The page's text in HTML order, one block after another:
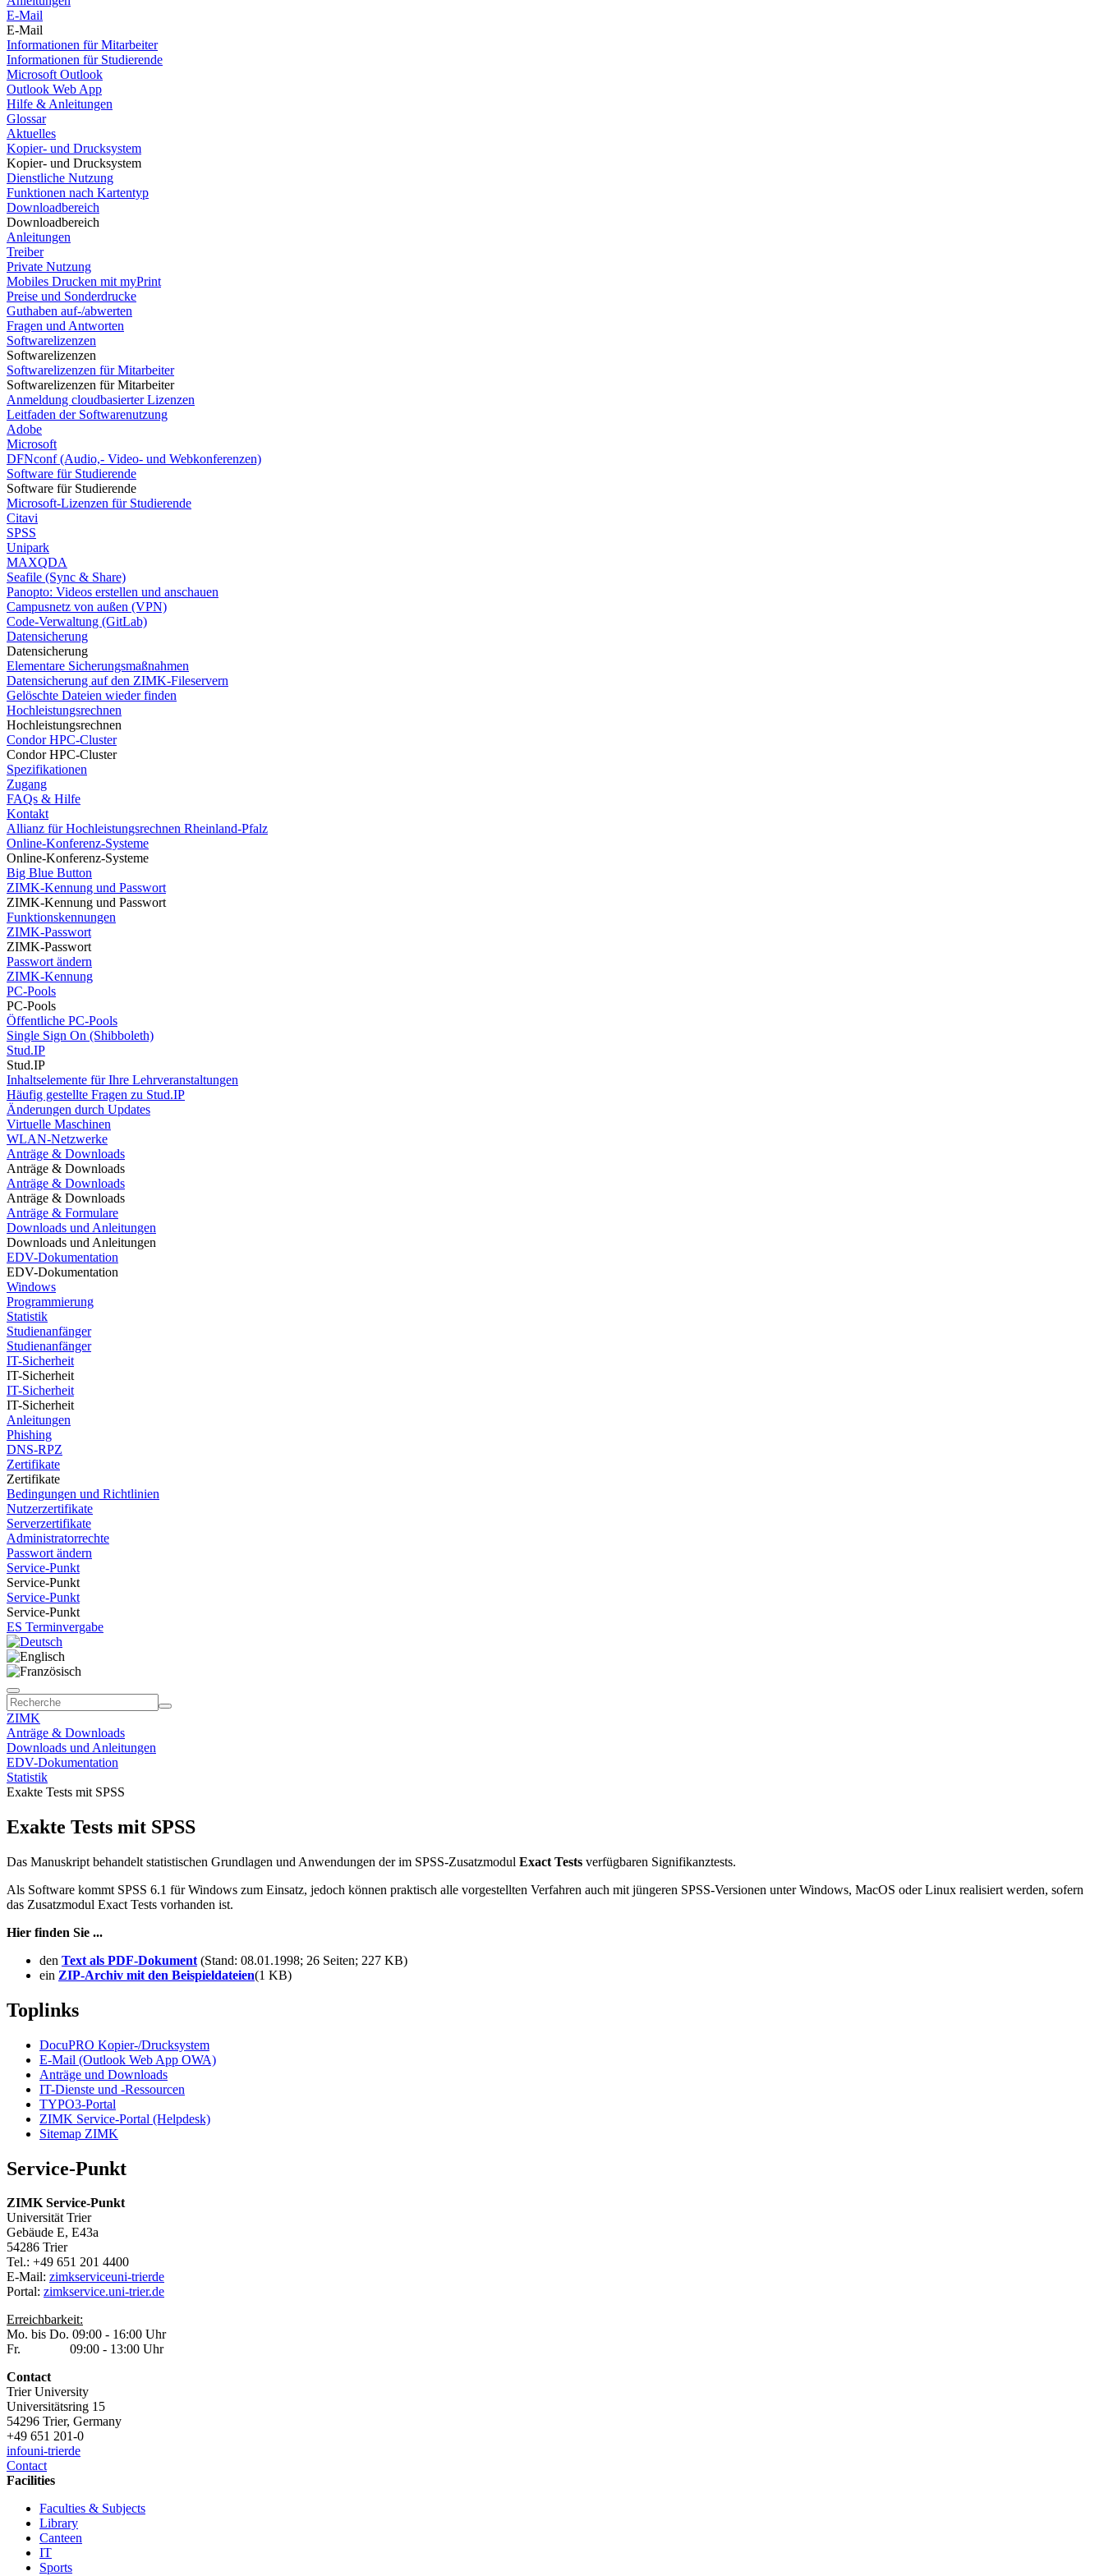
E-Mail
E-Mail
Informationen für Mitarbeiter
Informationen für Studierende
Microsoft Outlook
Outlook Web App
Hilfe & Anleitungen
Glossar
Aktuelles
Kopier- und Drucksystem
Kopier- und Drucksystem
Dienstliche Nutzung
Funktionen nach Kartentyp
Downloadbereich
Downloadbereich
Anleitungen
Treiber
Private Nutzung
Mobiles Drucken mit myPrint
Preise und Sonderdrucke
Guthaben auf-/abwerten
Fragen und Antworten
Softwarelizenzen
Softwarelizenzen
Softwarelizenzen für Mitarbeiter
Softwarelizenzen für Mitarbeiter
Anmeldung cloudbasierter Lizenzen
Leitfaden der Softwarenutzung
Adobe
Microsoft
DFNconf (Audio,- Video- und Webkonferenzen)
Software für Studierende
Software für Studierende
Microsoft-Lizenzen für Studierende
Citavi
SPSS
Unipark
MAXQDA
Seafile (Sync & Share)
Panopto: Videos erstellen und anschauen
Campusnetz von außen (VPN)
Code-Verwaltung (GitLab)
Datensicherung
Datensicherung
Elementare Sicherungsmaßnahmen
Datensicherung auf den ZIMK-Fileservern
Gelöschte Dateien wieder finden
Hochleistungsrechnen
Hochleistungsrechnen
Condor HPC-Cluster
Condor HPC-Cluster
Spezifikationen
Zugang
FAQs & Hilfe
Kontakt
Allianz für Hochleistungsrechnen Rheinland-Pfalz
Online-Konferenz-Systeme
Online-Konferenz-Systeme
Big Blue Button
ZIMK-Kennung und Passwort
ZIMK-Kennung und Passwort
Funktionskennungen
ZIMK-Passwort
ZIMK-Passwort
Passwort ändern
ZIMK-Kennung
PC-Pools
PC-Pools
Öffentliche PC-Pools
Single Sign On (Shibboleth)
Stud.IP
Stud.IP
Inhaltselemente für Ihre Lehrveranstaltungen
Häufig gestellte Fragen zu Stud.IP
Änderungen durch Updates
Virtuelle Maschinen
WLAN-Netzwerke
Anträge & Downloads
Anträge & Downloads
Anträge & Downloads
Anträge & Downloads
Anträge & Formulare
Downloads und Anleitungen
Downloads und Anleitungen
EDV-Dokumentation
EDV-Dokumentation
Windows
Programmierung
Statistik
Studienanfänger
Studienanfänger
IT-Sicherheit
IT-Sicherheit
IT-Sicherheit
IT-Sicherheit
Anleitungen
Phishing
DNS-RPZ
Zertifikate
Zertifikate
Bedingungen und Richtlinien
Nutzerzertifikate
Serverzertifikate
Administratorrechte
Passwort ändern
Service-Punkt
Service-Punkt
Service-Punkt
Service-Punkt
ES Terminvergabe
ZIMK
Anträge & Downloads
Downloads und Anleitungen
EDV-Dokumentation
Statistik
Exakte Tests mit SPSS
Exakte Tests mit SPSS
Das Manuskript behandelt statistischen Grundlagen und Anwendungen der im SPSS-Zusatzmodul Exact Tests verfügbaren Signifikanztests.
Als Software kommt SPSS 6.1 für Windows zum Einsatz, jedoch können praktisch alle vorgestellten Verfahren auch mit jüngeren SPSS-Versionen unter Windows, MacOS oder Linux realisiert werden, sofern
das Zusatzmodul Exact Tests vorhanden ist.
Hier finden Sie ...
den Text als PDF-Dokument (Stand: 08.01.1998; 26 Seiten; 227 KB)
ein ZIP-Archiv mit den Beispieldateien(1 KB)
Toplinks
DocuPRO Kopier-/Drucksystem
E-Mail (Outlook Web App OWA)
Anträge und Downloads
IT-Dienste und -Ressourcen
TYPO3-Portal
ZIMK Service-Portal (Helpdesk)
Sitemap ZIMK
Service-Punkt
ZIMK Service-Punkt
Universität Trier
Gebäude E, E43a
54286 Trier
Tel.: +49 651 201 4400
E-Mail: zimkserviceuni-trierde
Portal: zimkservice.uni-trier.de
Erreichbarkeit:
Mo. bis Do. 09:00 - 16:00 Uhr
Fr. 09:00 - 13:00 Uhr
Contact
Trier University
Universitätsring 15
54296 Trier, Germany
+49 651 201-0
infouni-trierde
Contact
Facilities
Faculties & Subjects
Library
Canteen
IT
Sports